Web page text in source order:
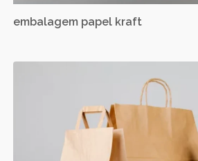
embalagem papel kraft